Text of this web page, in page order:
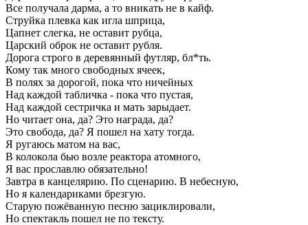
Все получала дарма, а то вникать не в кайф.
Струйка плевка как игла шприца,
Цапнет слегка, не оставит рубца,
Царский оброк не оставит рубля.
Дорога строго в деревянный футляр, бл*ть.
Кому так много свободных ячеек,
В полях за дорогой, пока что ничейных
Над каждой табличка - пока что пустая,
Над каждой сестричка и мать зарыдает.
Но читает она, да? Это награда, да?
Это свобода, да? Я пошел на хату тогда.
Я ругаюсь матом на вас,
В колокола бью возле реактора атомного,
Я вас прославлю обязательно!
Завтра в канцелярию. По сценарию. В небесную,
Но я календариками брезгую.
Старую пожёванную песню зациклировали,
Но спектакль пошел не по тексту.